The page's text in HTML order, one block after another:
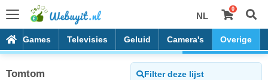
NL
0
Games Televisies Geluid Camera's Overige
Tomtom